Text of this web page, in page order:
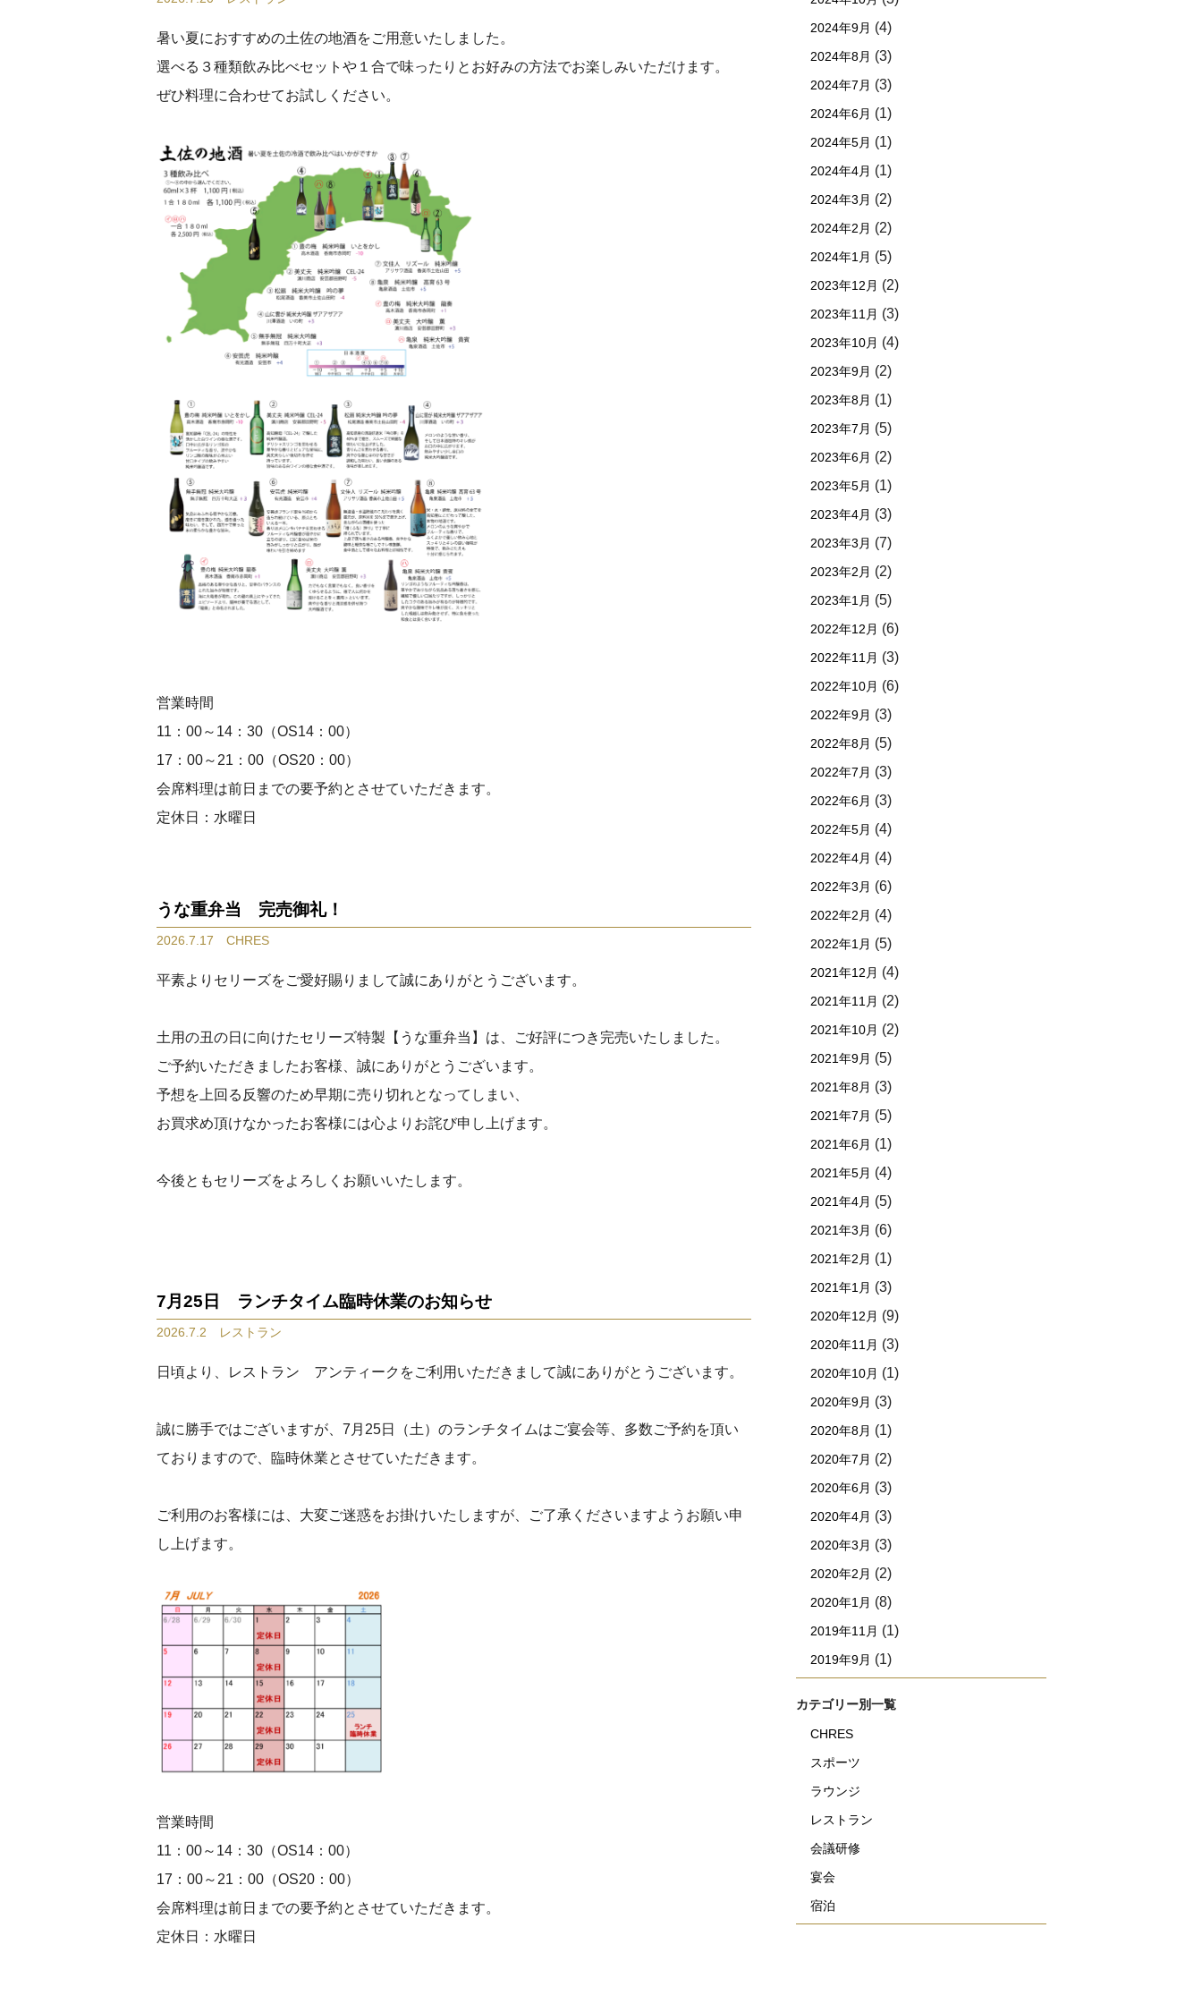
暑い夏におすすめの土佐の地酒をご用意いたしました。
選べる３種類飲み比べセットや１合で味ったりとお好みの方法でお楽しみいただけます。
ぜひ料理に合わせてお試しください。
営業時間
11：00～14：30（OS14：00）
17：00～21：00（OS20：00）
会席料理は前日までの要予約とさせていただきます。
定休日：水曜日
うな重弁当 完売御礼！
2026.7.17 CHRES
平素よりセリーズをご愛好賜りまして誠にありがとうございます。
土用の丑の日に向けたセリーズ特製【うな重弁当】は、ご好評につき完売いたしました。
ご予約いただきましたお客様、誠にありがとうございます。
予想を上回る反響のため早期に売り切れとなってしまい、
お買求め頂けなかったお客様には心よりお詫び申し上げます。
今後ともセリーズをよろしくお願いいたします。
7月25日 ランチタイム臨時休業のお知らせ
2026.7.2 レストラン
日頃より、レストラン アンティークをご利用いただきまして誠にありがとうございます。
誠に勝手ではございますが、7月25日（土）のランチタイムはご宴会等、多数ご予約を頂い
ておりますので、臨時休業とさせていただきます。
ご利用のお客様には、大変ご迷惑をお掛けいたしますが、ご了承くださいますようお願い申
し上げます。
営業時間
11：00～14：30（OS14：00）
17：00～21：00（OS20：00）
会席料理は前日までの要予約とさせていただきます。
定休日：水曜日
2024年9月 (4)
2024年8月 (3)
2024年7月 (3)
2024年6月 (1)
2024年5月 (1)
2024年4月 (1)
2024年3月 (2)
2024年2月 (2)
2024年1月 (5)
2023年12月 (2)
2023年11月 (3)
2023年10月 (4)
2023年9月 (2)
2023年8月 (1)
2023年7月 (5)
2023年6月 (2)
2023年5月 (1)
2023年4月 (3)
2023年3月 (7)
2023年2月 (2)
2023年1月 (5)
2022年12月 (6)
2022年11月 (3)
2022年10月 (6)
2022年9月 (3)
2022年8月 (5)
2022年7月 (3)
2022年6月 (3)
2022年5月 (4)
2022年4月 (4)
2022年3月 (6)
2022年2月 (4)
2022年1月 (5)
2021年12月 (4)
2021年11月 (2)
2021年10月 (2)
2021年9月 (5)
2021年8月 (3)
2021年7月 (5)
2021年6月 (1)
2021年5月 (4)
2021年4月 (5)
2021年3月 (6)
2021年2月 (1)
2021年1月 (3)
2020年12月 (9)
2020年11月 (3)
2020年10月 (1)
2020年9月 (3)
2020年8月 (1)
2020年7月 (2)
2020年6月 (3)
2020年4月 (3)
2020年3月 (3)
2020年2月 (2)
2020年1月 (8)
2019年11月 (1)
2019年9月 (1)
カテゴリー別一覧
CHRES
スポーツ
ラウンジ
レストラン
会議研修
宴会
宿泊